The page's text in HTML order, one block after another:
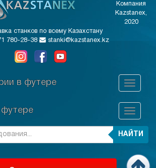
Компания
Kazstanex,
2020
станков по всему Казахстану
780-28-38
stanki@kazstanex.kz
в футере
НАЙТИ